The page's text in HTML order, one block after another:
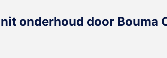
onderhoud door Bouma